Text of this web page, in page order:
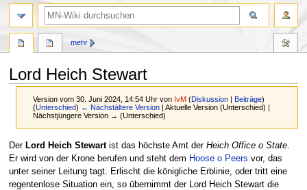
Lord Heich Stewart
Version vom 30. Juni 2024, 14:54 Uhr von IvM (Diskussion |Beiträge)
(Unterschied) ← Nächstältere Version | Aktuelle Version (Unterschied) |
Nächstjüngere Version → (Unterschied)
Zur
Navigation
springen
Zur
Suche
springen
Der Lord Heich Stewartist das höchste Amt der Heich Office o State.
Er wird von der Krone berufen und steht dem Hoose o Peers vor, das
unter seiner Leitung tagt. Erlischt die königliche Erblinie, oder tritt eine
regentenlose Situation ein, so übernimmt der Lord Heich Stewart die
mehr
Suche